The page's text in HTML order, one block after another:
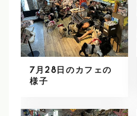
7月28日のカフェの
様子